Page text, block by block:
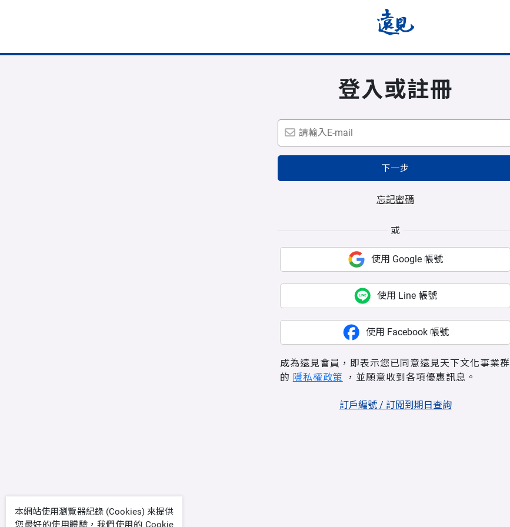
登入或註冊
下一步
忘記密碼
或
使用 Google 帳號
使用 Line 帳號
使用 Facebook 帳號
成為遠見會員，即表示您已同意遠見天下文化事業群
的 隱私權政策 ，並願意收到各項優惠訊息。
訂戶編號 / 訂閱到期日查詢
本網站使用瀏覽器紀錄 (Cookies) 來提供
您最好的使用體驗，我們使用的 Cookie